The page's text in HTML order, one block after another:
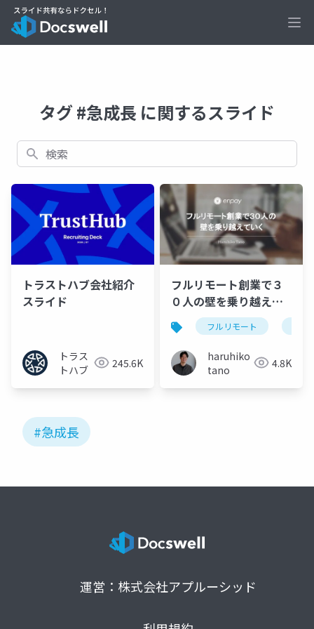
タグ #急成長 に関するスライド
検索
トラストハブ会社紹介
スライド
トラス
トハブ
245.6K
フルリモート創業で３
０人の壁を乗り越えて
いく
フルリモート
haruhiko
tano
4.8K
#急成長
運営：株式会社アプルーシッド